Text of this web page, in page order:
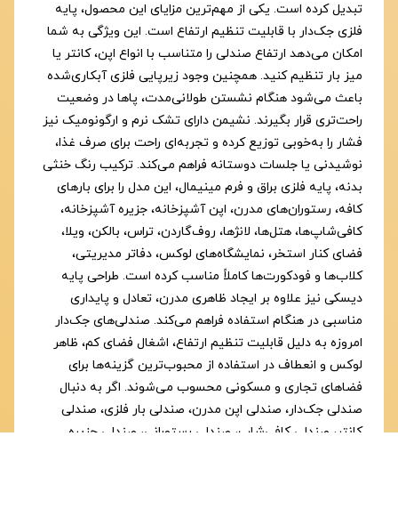
تبدیل کرده است. یکی از مهم‌ترین مزایای این محصول، پایه
فلزی جک‌دار با قابلیت تنظیم ارتفاع است. این ویژگی به شما
امکان می‌دهد ارتفاع صندلی را متناسب با انواع اپن، کانتر یا
میز بار تنظیم کنید. همچنین وجود زیرپایی فلزی آبکاری‌شده
باعث می‌شود هنگام نشستن طولانی‌مدت، پاها در وضعیت
راحت‌تری قرار بگیرند. نشیمن دارای تشک نرم و ارگونومیک نیز
فشار را به‌خوبی توزیع کرده و تجربه‌ای راحت برای صرف غذا،
نوشیدنی یا جلسات دوستانه فراهم می‌کند. ترکیب رنگ خنثی
بدنه، پایه فلزی براق و فرم مینیمال، این مدل را برای بارهای
کافه، رستوران‌های مدرن، اپن آشپزخانه، جزیره آشپزخانه،
کافی‌شاپ‌ها، هتل‌ها، لانژها، روف‌گاردن، تراس، بالکن، ویلا،
فضای کنار استخر، نمایشگاه‌های لوکس، دفاتر مدیریتی،
کلاب‌ها و فودکورت‌ها کاملاً مناسب کرده است. طراحی پایه
دیسکی نیز علاوه بر ایجاد ظاهری مدرن، تعادل و پایداری
مناسبی در هنگام استفاده فراهم می‌کند. صندلی‌های جک‌دار
امروزه به دلیل قابلیت تنظیم ارتفاع، اشغال فضای کم، ظاهر
لوکس و انعطاف در استفاده از محبوب‌ترین گزینه‌ها برای
فضاهای تجاری و مسکونی محسوب می‌شوند. اگر به دنبال
صندلی جک‌دار، صندلی اپن مدرن، صندلی بار فلزی، صندلی
کانتر، صندلی کافی‌شاپ، صندلی رستورانی، صندلی جزیره